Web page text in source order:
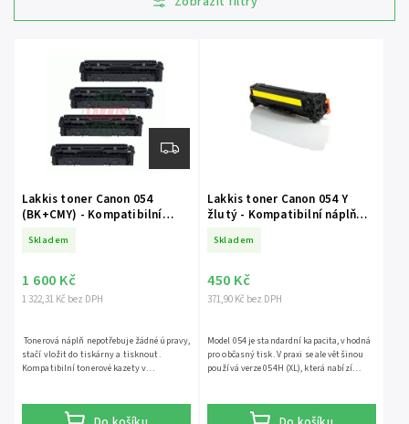
Nejdražší
Lakkis toner Canon 054
(BK+CMY) - Kompatibilní
MULTIPACK |
Skladem
1 322,31 Kč bez DPH
1 600 Kč
Tonerová náplň nepotřebuje žádné úpravy,
stačí vložit do tiskárny a tisknout.
Kompatibilní tonerové kazety v
LBP621Cw Canon i-SENSYS LBP623Cdw
Lakkis toner Canon 054 Y
žlutý - Kompatibilní náplň
Skladem
371,90 Kč bez DPH
450 Kč
Model 054 je standardní kapacita, vhodná
pro občasný tisk. V praxi se ale většinou
používá verze 054H (XL), která nabízí
náplň nepotřebuje žádné úpravy, stačí